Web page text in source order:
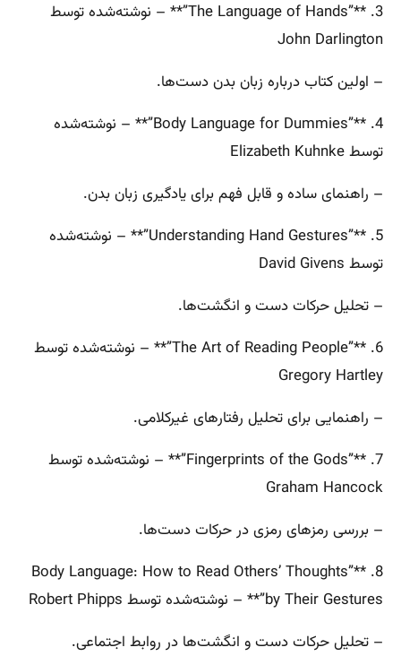
3. **”The Language of Hands”** – نوشته‌شده توسط
John Darlington
– اولین کتاب درباره زبان بدن دست‌ها.
4. **”Body Language for Dummies”** – نوشته‌شده
توسط Elizabeth Kuhnke
– راهنمای ساده و قابل فهم برای یادگیری زبان بدن.
5. **”Understanding Hand Gestures”** – نوشته‌شده
توسط David Givens
– تحلیل حرکات دست و انگشت‌ها.
6. **”The Art of Reading People”** – نوشته‌شده توسط
Gregory Hartley
– راهنمایی برای تحلیل رفتارهای غیرکلامی.
7. **”Fingerprints of the Gods”** – نوشته‌شده توسط
Graham Hancock
– بررسی رمزهای رمزی در حرکات دست‌ها.
8. **”Body Language: How to Read Others’ Thoughts
by Their Gestures”** – نوشته‌شده توسط Robert Phipps
– تحلیل حرکات دست و انگشت‌ها در روابط اجتماعی.